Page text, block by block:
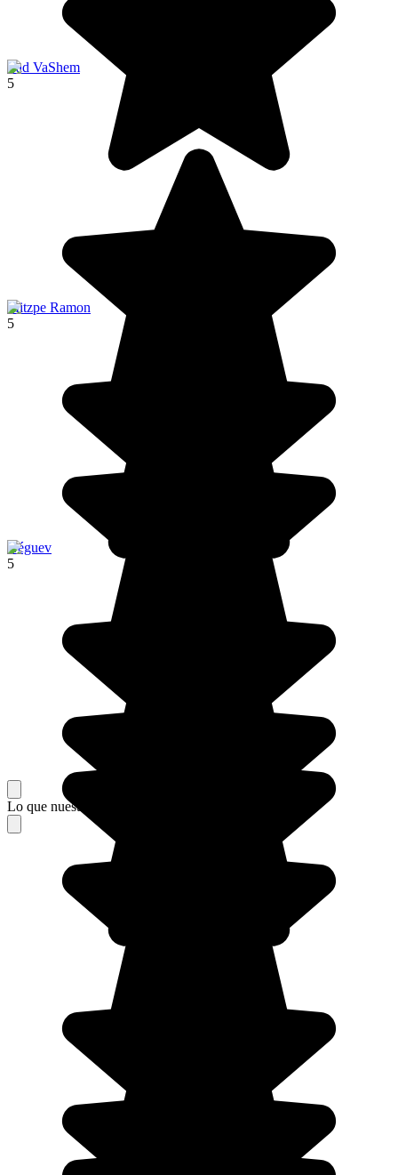
Yad VaShem
5
Mitzpe Ramon
5
Néguev
5
Lo que nuestros viajeros piensan de su estancia